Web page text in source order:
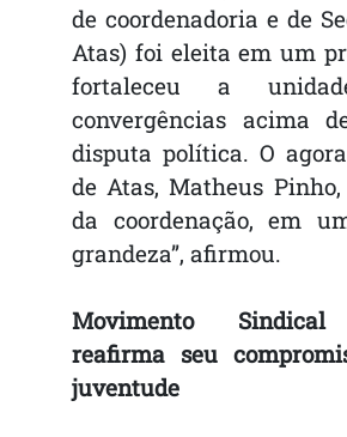
de coordenadoria e de
Atas) foi eleita em um
fortaleceu a
convergências acima
disputa política. O
de Atas, Matheus
da coordenação, em
grandeza”, afirmou.
Movimento Sindical
reafirma seu
juventude